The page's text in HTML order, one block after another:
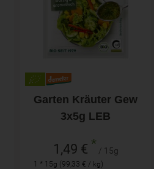
Garten Kräuter Gew
3x5g LEB
1,49 € * / 15g
1 * 15g (99,33 € / kg)